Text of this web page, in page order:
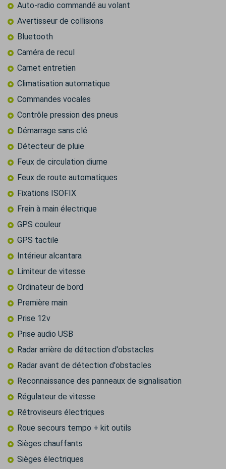
Auto-radio commandé au volant
Avertisseur de collisions
Bluetooth
Caméra de recul
Carnet entretien
Climatisation automatique
Commandes vocales
Contrôle pression des pneus
Démarrage sans clé
Détecteur de pluie
Feux de circulation diurne
Feux de route automatiques
Fixations ISOFIX
Frein à main électrique
GPS couleur
GPS tactile
Intérieur alcantara
Limiteur de vitesse
Ordinateur de bord
Première main
Prise 12v
Prise audio USB
Radar arrière de détection d'obstacles
Radar avant de détection d'obstacles
Reconnaissance des panneaux de signalisation
Régulateur de vitesse
Rétroviseurs électriques
Roue secours tempo + kit outils
Sièges chauffants
Sièges électriques